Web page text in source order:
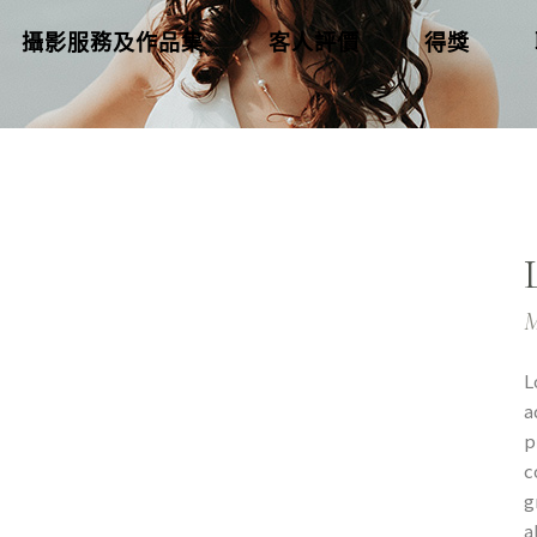
攝影服務及作品集 客人評價 得獎